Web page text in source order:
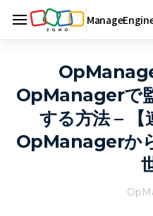
OpManagerで
する方法 –
OpManagerか